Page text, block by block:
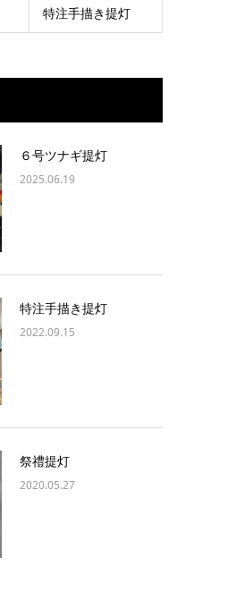
特注手描き提灯
６号ツナギ提灯
2025.06.19
特注手描き提灯
2022.09.15
祭禮提灯
2020.05.27